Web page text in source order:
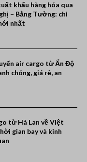
khẩu hàng hóa qua
– Bằng Tường: chi
nhất
air cargo từ Ấn Độ
chóng, giá rẻ, an
từ Hà Lan về Việt
gian bay và kinh